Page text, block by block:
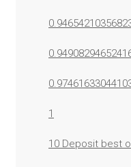
1
10 Deposit best